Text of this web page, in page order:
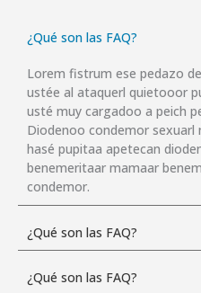
¿Qué son las FAQ?
Lorem fistrum ese pedazo
ustée al ataquerl quietooor
usté muy cargadoo a peich
Diodenoo condemor sexuarl
hasé pupitaa apetecan
benemeritaar mamaar
condemor.
¿Qué son las FAQ?
¿Qué son las FAQ?